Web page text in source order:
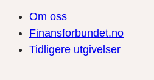
Om oss
Finansforbundet.no
Tidligere utgivelser